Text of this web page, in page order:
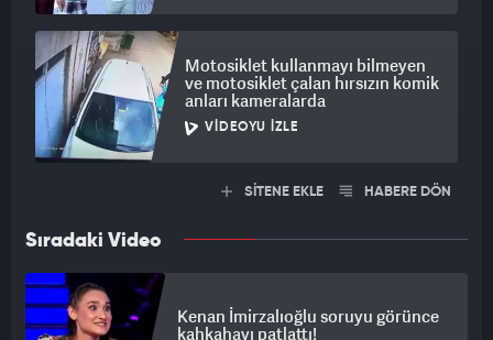
Motosiklet kullanmayı bilmeyen
ve motosiklet çalan hırsızın komik
anları kameralarda
VIDEOYU İZLE
SİTENE EKLE HABERE DÖN
Sıradaki Video
Kenan İmirzalıoğlu soruyu görünce
kahkahayı patlattı!